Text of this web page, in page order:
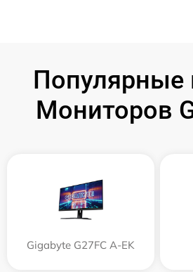
Популярные
Мониторов
Gigabyte G27FC A-EK